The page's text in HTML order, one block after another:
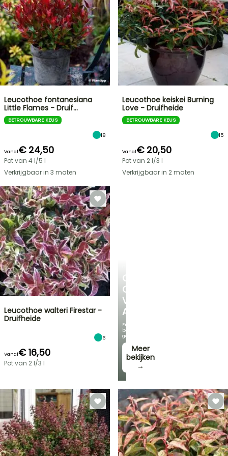
FLASH-
SALES
TOT
ONTDEK
ONS
VOORDELIGE
ASSORTIMENT
En
bespaar
geld!
Meer
bekijken
→
Leucothoe fontanesiana
Little Flames - Druif…
BETROUWBARE KEUS
18
Vanaf€ 24,50
Pot van 4 l/5 l
Verkrijgbaar in 3 maten
Leucothoe keiskei Burning
Love - Druifheide
BETROUWBARE KEUS
15
Vanaf€ 20,50
Pot van 2 l/3 l
Verkrijgbaar in 2 maten
Leucothoe walteri Firestar -
Druifheide
6
Vanaf€ 16,50
Pot van 2 l/3 l